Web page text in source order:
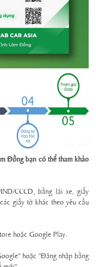
Đồng bạn có thể tham khảo
CCCD, bằng lái xe, giấy
giấy tờ khác theo yêu cầu
hoặc Google Play.
hoặc "Đăng nhập bằng